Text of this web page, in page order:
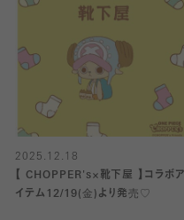
2025.12.18
【 CHOPPER's×靴下屋 】コラボア
イテム12/19(金)より発売♡